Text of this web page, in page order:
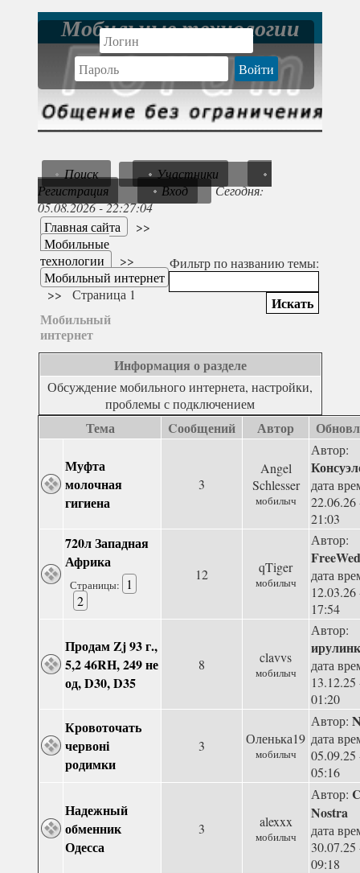
Мобильные технологии
Поиск
Участники
Регистрация
Вход
Сегодня:
05.08.2026 - 22:27:04
Главная сайта
>>
Мобильные
технологии
>>
Мобильный интернет
>>Страница 1
Мобильный
интернет
Фильтр по названию темы:
Информация о разделе
Обсуждение мобильного интернета, настройки,
проблемы с подключением
Тема Cообщений Автор
Муфта
молочная
гигиена
3
Angel
Schlesser
мобилыч
Автор:
дата
22.06.26
21:03
720л Западная
Африка
Страницы:
1
2
12 qTiger
мобилыч
Автор:
дата
12.03.26
17:54
Продам Zj 93 г.,
5,2 46RH, 249 не
од, D30, D35
8 clavvs
мобилыч
Автор:
дата
13.12.25
01:20
Кровоточать
червоні
родимки
3 Оленька19
мобилыч
Автор:
дата
05.09.25
05:16
Надежный
обменник
Одесса
3 alexxx
мобилыч
Автор:
Nostra
дата
30.07.25
09:18